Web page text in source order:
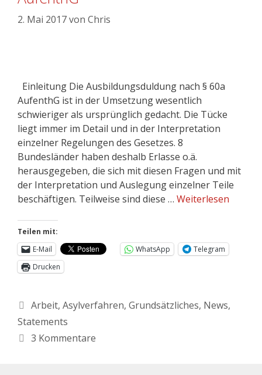
2. Mai 2017von Chris
Einleitung Die Ausbildungsduldung nach § 60a
AufenthG ist in der Umsetzung wesentlich
schwieriger als ursprünglich gedacht. Die Tücke
liegt immer im Detail und in der Interpretation
einzelner Regelungen des Gesetzes. 8
Bundesländer haben deshalb Erlasse o.ä.
herausgegeben, die sich mit diesen Fragen und mit
der Interpretation und Auslegung einzelner Teile
beschäftigen. Teilweise sind diese … Weiterlesen
Teilen mit:
E-Mail
WhatsApp
Telegram
Drucken
Arbeit, Asylverfahren, Grundsätzliches, News,
Statements
3 Kommentare